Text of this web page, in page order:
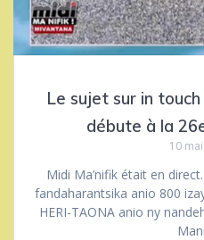
Le sujet sur in
débute à la
10
Midi Ma’nifik était en
fandaharantsika anio 800
HERI-TAONA anio ny